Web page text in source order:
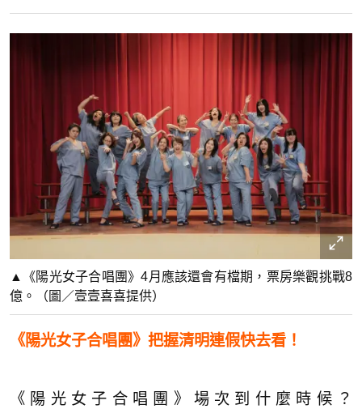
▲《陽光女子合唱團》4月應該還會有檔期，票房樂觀挑戰8
億。（圖／壹壹喜喜提供）
《陽光女子合唱團》把握清明連假快去看！
《陽光女子合唱團》場次到什麼時候？